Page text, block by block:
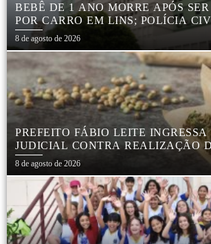
BEBÊ DE 1 ANO MORRE APÓS
POR CARRO EM LINS; POLÍCIA
ACIDENTE
8 de agosto de 2026
PREFEITO FÁBIO LEITE
JUDICIAL CONTRA REALIZAÇÃO
DA MACONHA EM BOTUCATU
8 de agosto de 2026